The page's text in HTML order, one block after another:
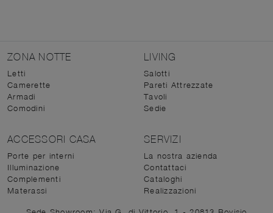
ZONA NOTTE
Letti
Camerette
Armadi
Comodini
LIVING
Salotti
Pareti Attrezzate
Tavoli
Sedie
ACCESSORI CASA
Porte per interni
Illuminazione
Complementi
Materassi
SERVIZI
La nostra azienda
Contattaci
Cataloghi
Realizzazioni